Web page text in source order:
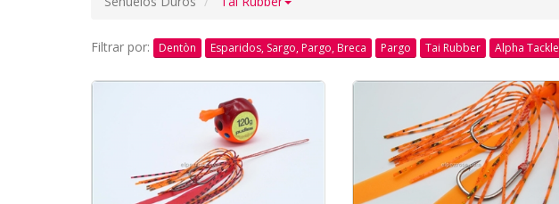
Filtrar por: Dentòn Esparidos, Sargo, Pargo, Breca Pargo Tai Rubber Alpha Tackle